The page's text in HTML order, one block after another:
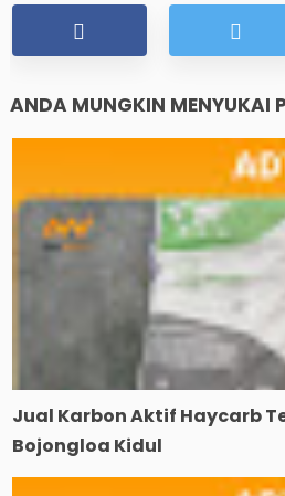
ANDA MUNGKIN MENYUKAI
Jual Karbon Aktif Haycarb
Bojongloa Kidul